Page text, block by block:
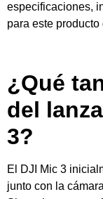
especificaciones,
para este
¿Qué
del
3?
El DJI Mic 3
junto con la